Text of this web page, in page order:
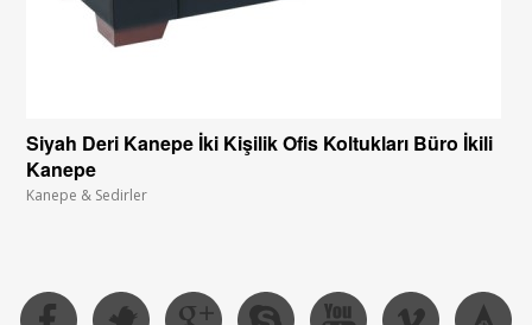
Siyah Deri Kanepe İki Kişilik Ofis Koltukları Büro İkili
Kanepe
Kanepe & Sedirler